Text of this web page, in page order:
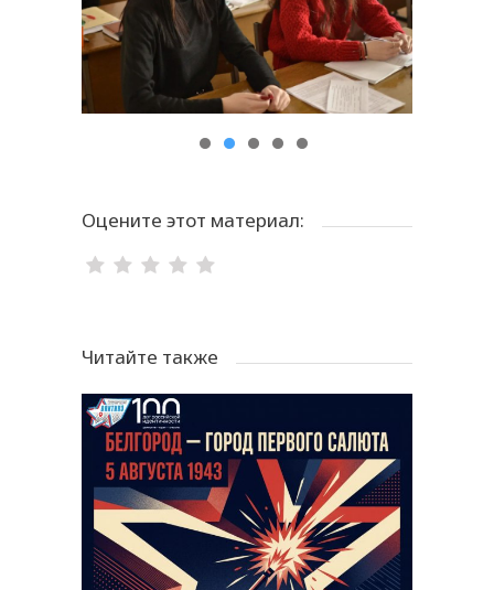
Оцените этот материал:
Читайте также